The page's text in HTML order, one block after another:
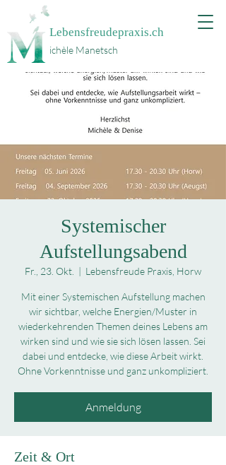
Lebensfreudepraxis.ch
ichèle Manetsch
Systemischer
Aufstellungsabend
Fr., 23. Okt.
  |
Lebensfreude Praxis, Horw
Mit einer Systemischen Aufstellung machen
wir sichtbar, welche Energien/Muster in
wiederkehrenden Themen deines Lebens am
wirken sind und wie sie sich lösen lassen. Sei
dabei und entdecke, wie diese Arbeit wirkt.
Ohne Vorkenntnisse und ganz unkompliziert.
Anmeldung
Zeit & Ort